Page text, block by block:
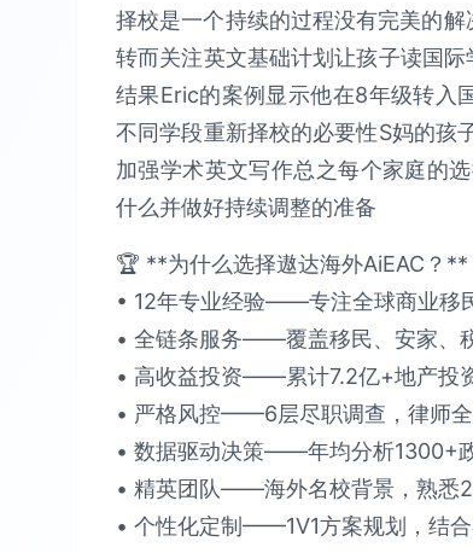
择校是一个持续的过程没有完美的
转而关注英文基础计划让孩子读国
结果Eric的案例显示他在8年级转入
不同学段重新择校的必要性S妈的孩
加强学术英文写作总之每个家庭的
什么并做好持续调整的准备
🏆 **为什么选择遨达海外AiEAC？**​​
• 12年专业经验​​——专注全球商业移
• 全链条服务​​——覆盖移民、安家、
• 高收益投资​​——累计​​7.2亿+​​地产投
• 严格风控​​——6层尽职调查，律师全
• 数据驱动决策​​——年均分析​​1300+
• 精英团队​​——海外名校背景，熟悉​​
• 个性化定制​​——1V1方案规划，结合